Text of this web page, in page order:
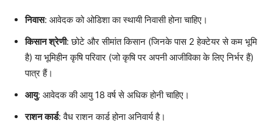
निवास: आवेदक को ओडिशा का स्थायी निवासी होना चाहिए।
किसान श्रेणी: छोटे और सीमांत किसान (जिनके पास 2 हेक्टेयर से कम भूमि
है) या भूमिहीन कृषि परिवार (जो कृषि पर अपनी आजीविका के लिए निर्भर हैं)
पात्र हैं।
आयु: आवेदक की आयु 18 वर्ष से अधिक होनी चाहिए।
राशन कार्ड: वैध राशन कार्ड होना अनिवार्य है।